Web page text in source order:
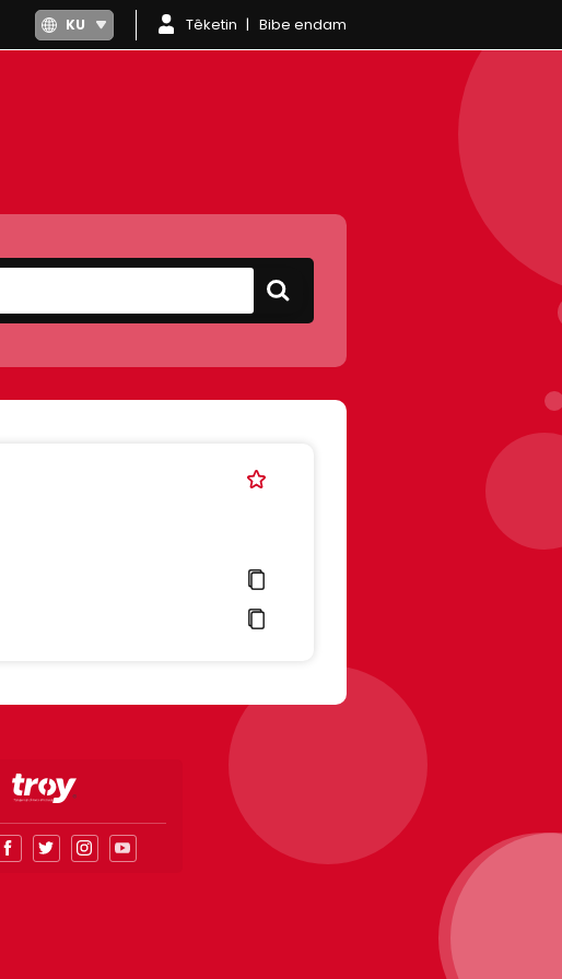
KU Têketin Bibe endam